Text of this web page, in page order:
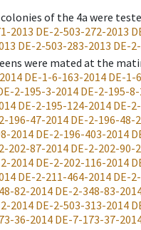
of the 4a were
2013 DE-2-503-272-2013
DE-2-503-283-2013 DE-
were mated at the
DE-1-6-163-2014 DE-1-
2-195-3-2014 DE-2-195-
DE-2-195-124-2014 DE-
196-47-2014 DE-2-196-48-
2014 DE-2-196-403-2014
202-87-2014 DE-2-202-90-
2014 DE-2-202-116-2014
DE-2-211-464-2014 DE-
82-2014 DE-2-348-83-
2014 DE-2-503-313-2014
36-2014 DE-7-173-37-